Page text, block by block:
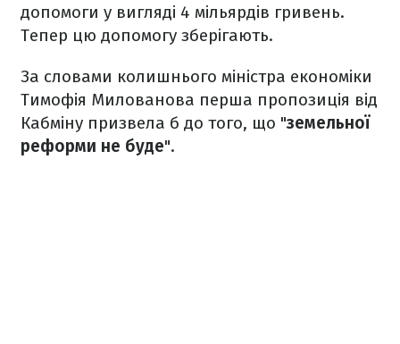
допомоги у вигляді 4 мільярдів гривень.
Тепер цю допомогу зберігають.
За словами колишнього міністра економіки
Тимофія Милованова перша пропозиція від
Кабміну призвела б до того, що "земельної
реформи не буде".